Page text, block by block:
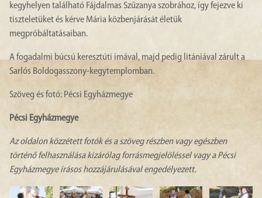
kegyhelyen található Fájdalmas Szűzanya szobrához, így fejezve ki
tiszteletüket és kérve Mária közbenjárását életük
megpróbáltatásaiban.
A fogadalmi búcsú keresztúti imával, majd pedig litániával zárult a
Sarlós Boldogasszony-kegytemplomban.
Szöveg és fotó: Pécsi Egyházmegye
Pécsi Egyházmegye
Az oldalon közzétett fotók és a szöveg részben vagy egészben
történő felhasználása kizárólag forrásmegjelöléssel vagy a Pécsi
Egyházmegye írásos hozzájárulásával engedélyezett.